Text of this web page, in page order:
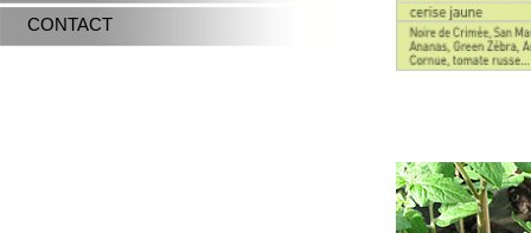
CONTACT